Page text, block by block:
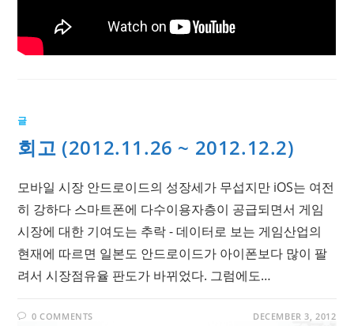
글
회고 (2012.11.26 ~ 2012.12.2)
모바일 시장 안드로이드의 성장세가 무섭지만 iOS는 여전
히 강하다 스마트폰에 다수이용자층이 공급되면서 게임
시장에 대한 기여도는 추락 - 데이터로 보는 게임산업의
현재에 따르면 일본도 안드로이드가 아이폰보다 많이 팔
려서 시장점유율 판도가 바뀌었다. 그럼에도…
0 COMMENTS DECEMBER 3, 2012